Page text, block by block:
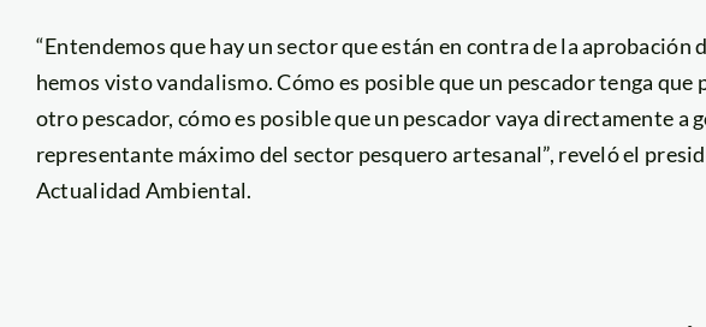
“Entendemos que hay un sector que están en contra de la aprobación
hemos visto vandalismo. Cómo es posible que un pescador tenga que
otro pescador, cómo es posible que un pescador vaya directamente a
representante máximo del sector pesquero artesanal”, reveló el
Actualidad Ambiental.